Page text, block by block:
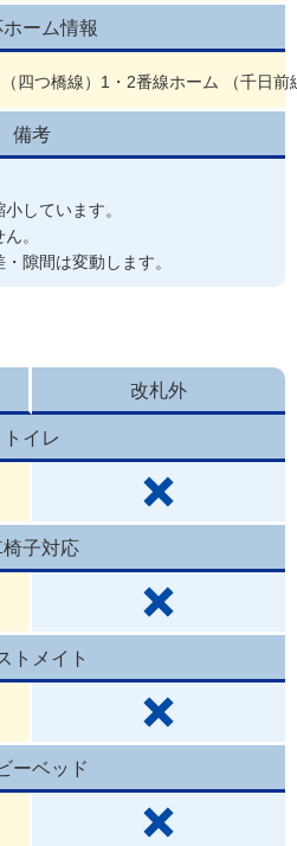
ーム情報
四つ橋線）1・2番線ホーム （千日
備考
しています。
。
隙間は変動します。
改札外
トイレ
椅子対応
トメイト
ーベッド